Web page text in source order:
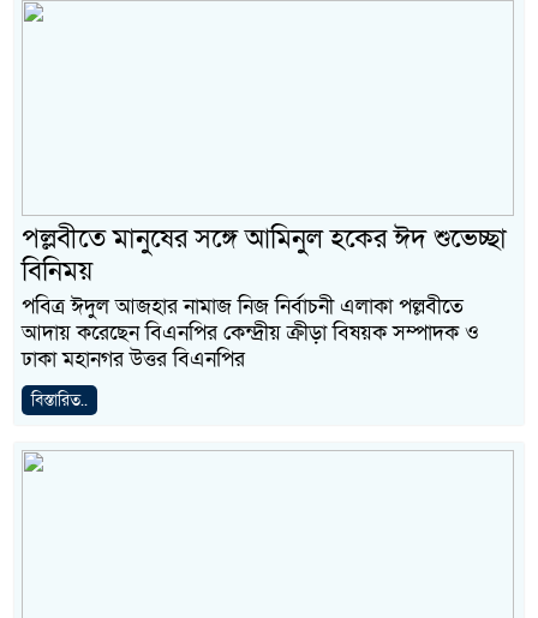
পল্লবীতে মানুষের সঙ্গে আমিনুল হকের ঈদ শুভেচ্ছা
বিনিময়
পবিত্র ঈদুল আজহার নামাজ নিজ নির্বাচনী এলাকা পল্লবীতে
আদায় করেছেন বিএনপির কেন্দ্রীয় ক্রীড়া বিষয়ক সম্পাদক ও
ঢাকা মহানগর উত্তর বিএনপির
বিস্তারিত..